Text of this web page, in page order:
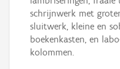
schrijnwerk met
sluitwerk, kleine en
boekenkasten, en
kolommen.